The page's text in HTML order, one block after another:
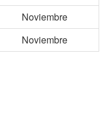
Noviembre
Noviembre